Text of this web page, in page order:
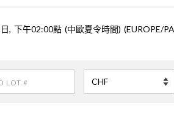
, 下午02:00點 (中歐夏令時間) (EUROPE/